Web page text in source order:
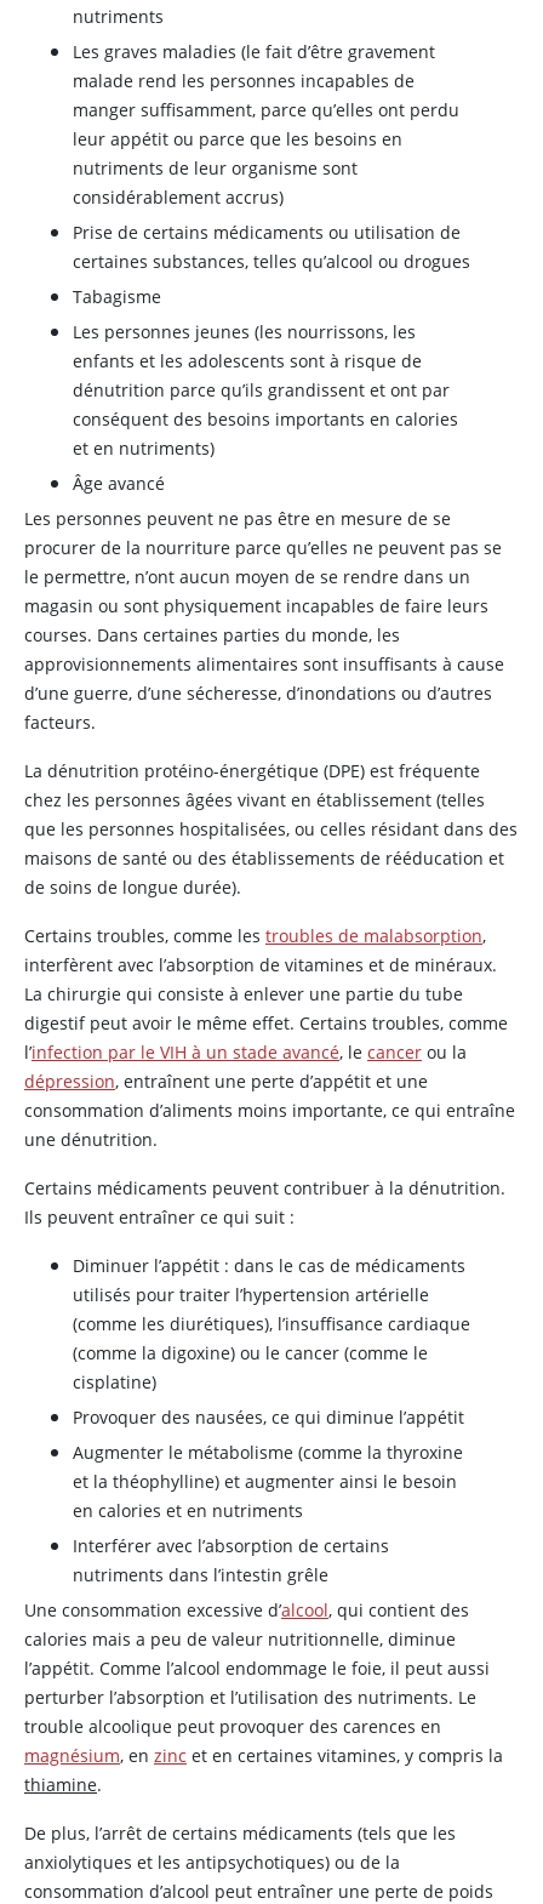
nutriments
Les graves maladies (le fait d’être gravement
malade rend les personnes incapables de
manger suffisamment, parce qu’elles ont perdu
leur appétit ou parce que les besoins en
nutriments de leur organisme sont
considérablement accrus)
Prise de certains médicaments ou utilisation de
certaines substances, telles qu’alcool ou drogues
Tabagisme
Les personnes jeunes (les nourrissons, les
enfants et les adolescents sont à risque de
dénutrition parce qu’ils grandissent et ont par
conséquent des besoins importants en calories
et en nutriments)
Âge avancé
Les personnes peuvent ne pas être en mesure de se
procurer de la nourriture parce qu’elles ne peuvent pas se
le permettre, n’ont aucun moyen de se rendre dans un
magasin ou sont physiquement incapables de faire leurs
courses. Dans certaines parties du monde, les
approvisionnements alimentaires sont insuffisants à cause
d’une guerre, d’une sécheresse, d’inondations ou d’autres
facteurs.
La dénutrition protéino-énergétique (DPE) est fréquente
chez les personnes âgées vivant en établissement (telles
que les personnes hospitalisées, ou celles résidant dans des
maisons de santé ou des établissements de rééducation et
de soins de longue durée).
Certains troubles, comme les troubles de malabsorption,
interfèrent avec l’absorption de vitamines et de minéraux.
La chirurgie qui consiste à enlever une partie du tube
digestif peut avoir le même effet. Certains troubles, comme
l’infection par le VIH à un stade avancé, le cancer ou la
dépression, entraînent une perte d’appétit et une
consommation d’aliments moins importante, ce qui entraîne
une dénutrition.
Certains médicaments peuvent contribuer à la dénutrition.
Ils peuvent entraîner ce qui suit :
Diminuer l’appétit : dans le cas de médicaments
utilisés pour traiter l’hypertension artérielle
(comme les diurétiques), l’insuffisance cardiaque
(comme la digoxine) ou le cancer (comme le
cisplatine)
Provoquer des nausées, ce qui diminue l’appétit
Augmenter le métabolisme (comme la thyroxine
et la théophylline) et augmenter ainsi le besoin
en calories et en nutriments
Interférer avec l’absorption de certains
nutriments dans l’intestin grêle
Une consommation excessive d’alcool, qui contient des
calories mais a peu de valeur nutritionnelle, diminue
l’appétit. Comme l’alcool endommage le foie, il peut aussi
perturber l’absorption et l’utilisation des nutriments. Le
trouble alcoolique peut provoquer des carences en
magnésium, en zinc et en certaines vitamines, y compris la
thiamine.
De plus, l’arrêt de certains médicaments (tels que les
anxiolytiques et les antipsychotiques) ou de la
consommation d’alcool peut entraîner une perte de poids